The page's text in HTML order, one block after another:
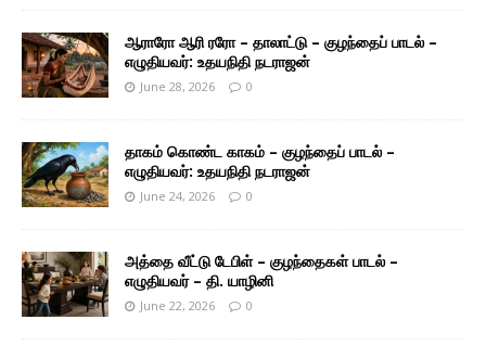
ஆராரோ ஆரி ரரோ – தாலாட்டு – குழந்தைப் பாடல் –
எழுதியவர்: உதயநிதி நடராஜன்
June 28, 2026 0
தாகம் கொண்ட காகம் – குழந்தைப் பாடல் –
எழுதியவர்: உதயநிதி நடராஜன்
June 24, 2026 0
அத்தை வீட்டு டேபிள் – குழந்தைகள் பாடல் –
எழுதியவர் – தி. யாழினி
June 22, 2026 0